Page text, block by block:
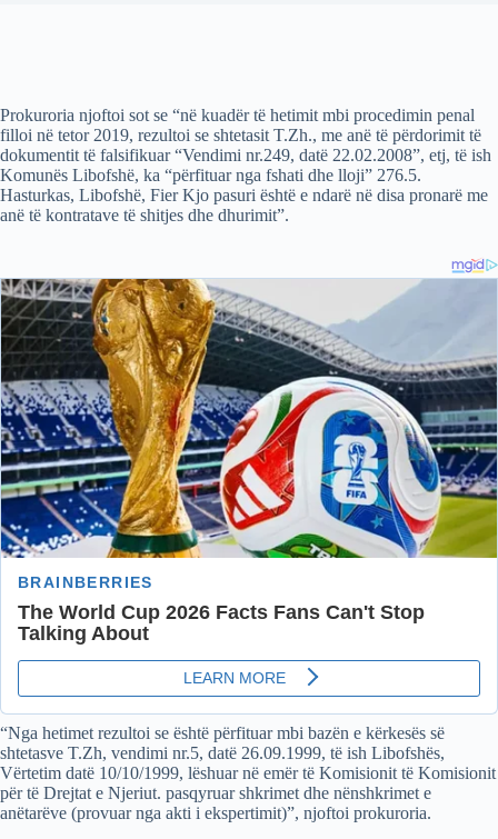
Prokuroria njoftoi sot se “në kuadër të hetimit mbi procedimin penal
filloi në tetor 2019, rezultoi se shtetasit T.Zh., me anë të përdorimit të
dokumentit të falsifikuar “Vendimi nr.249, datë 22.02.2008”, etj, të ish
Komunës Libofshë, ka “përfituar nga fshati dhe lloji” 276.5.
Hasturkas, Libofshë, Fier Kjo pasuri është e ndarë në disa pronarë me
anë të kontratave të shitjes dhe dhurimit”.
“Nga hetimet rezultoi se është përfituar mbi bazën e kërkesës së
shtetasve T.Zh, vendimi nr.5, datë 26.09.1999, të ish Libofshës,
Vërtetim datë 10/10/1999, lëshuar në emër të Komisionit të Komisionit
për të Drejtat e Njeriut. pasqyruar shkrimet dhe nënshkrimet e
anëtarëve (provuar nga akti i ekspertimit)”, njoftoi prokuroria.